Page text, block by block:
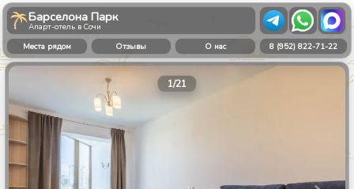
Барселона Парк
Апарт-отель в Сочи
Места рядом
Отзывы О нас 8 (952) 822-71-22
1/21